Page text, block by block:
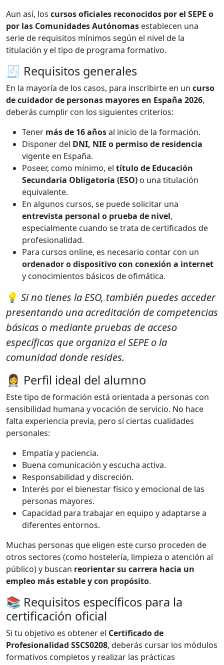
Aun así, los cursos oficiales reconocidos por el SEPE o
por las Comunidades Autónomas establecen una
serie de requisitos mínimos según el nivel de la
titulación y el tipo de programa formativo.
🧾 Requisitos generales
En la mayoría de los casos, para inscribirte en un curso
de cuidador de personas mayores en España 2026,
deberás cumplir con los siguientes criterios:
Tener más de 16 añosal inicio de la formación.
Disponer del DNI, NIE o permiso de residencia
vigente en España.
Poseer, como mínimo, el título de Educación
Secundaria Obligatoria (ESO) o una titulación
equivalente.
En algunos cursos, se puede solicitar una
entrevista personal o prueba de nivel,
especialmente cuando se trata de certificados de
profesionalidad.
Para cursos online, es necesario contar con un
ordenador o dispositivo con conexión a internet
y conocimientos básicos de ofimática.
💡 Si no tienes la ESO, también puedes acceder
presentando una acreditación de competencias
básicas o mediante pruebas de acceso
específicas que organiza el SEPE o la
comunidad donde resides.
👩‍⚕️ Perfil ideal del alumno
Este tipo de formación está orientada a personas con
sensibilidad humana y vocación de servicio. No hace
falta experiencia previa, pero sí ciertas cualidades
personales:
Empatía y paciencia.
Buena comunicación y escucha activa.
Responsabilidad y discreción.
Interés por el bienestar físico y emocional de las
personas mayores.
Capacidad para trabajar en equipo y adaptarse a
diferentes entornos.
Muchas personas que eligen este curso proceden de
otros sectores (como hostelería, limpieza o atención al
público) y buscan reorientar su carrera hacia un
empleo más estable y con propósito.
📚 Requisitos específicos para la
certificación oficial
Si tu objetivo es obtener el Certificado de
Profesionalidad SSCS0208, deberás cursar los módulos
formativos completos y realizar las prácticas